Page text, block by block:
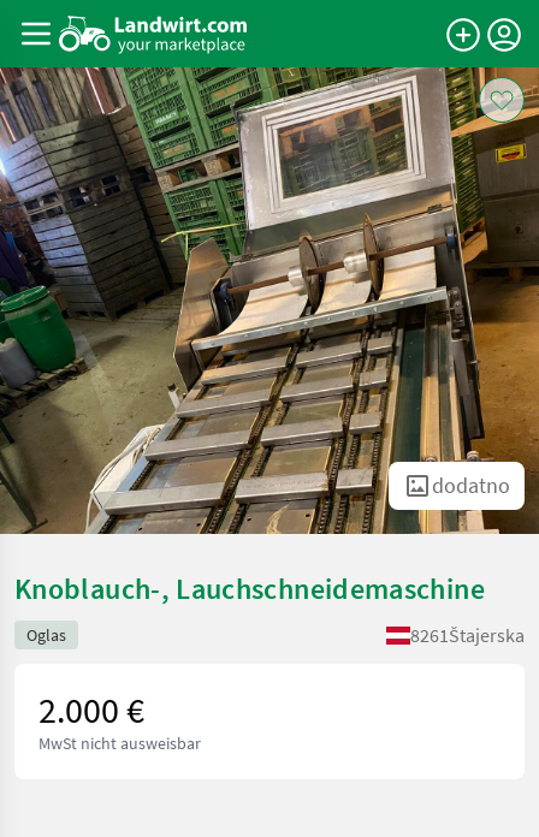
dodatno
Knoblauch-, Lauchschneidemaschine
Oglas 8261Štajerska
2.000 €
MwSt nicht ausweisbar